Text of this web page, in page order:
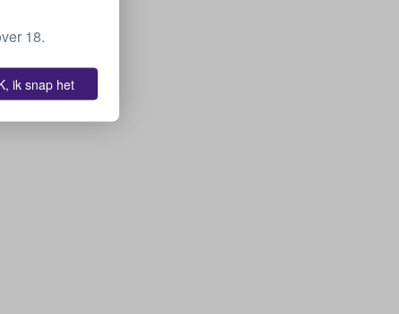
18.
ik snap het